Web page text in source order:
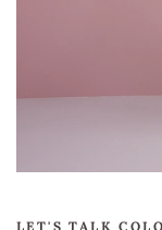
LET'S TALK